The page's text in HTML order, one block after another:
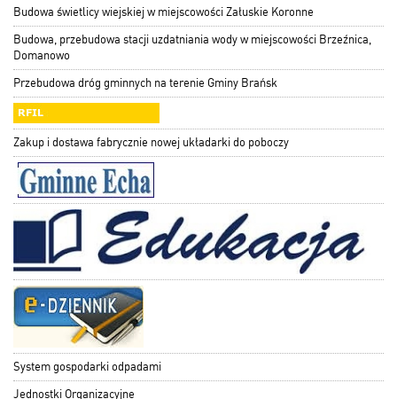
Budowa świetlicy wiejskiej w miejscowości Załuskie Koronne
Budowa, przebudowa stacji uzdatniania wody w miejscowości Brzeźnica,
Domanowo
Przebudowa dróg gminnych na terenie Gminy Brańsk
Zakup i dostawa fabrycznie nowej układarki do poboczy
System gospodarki odpadami
Jednostki Organizacyjne